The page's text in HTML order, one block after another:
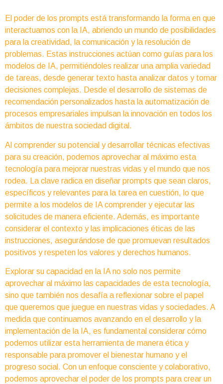
El poder de los prompts está transformando la forma en que
interactuamos con la IA, abriendo un mundo de posibilidades
para la creatividad, la comunicación y la resolución de
problemas. Estas instrucciones actúan como guías para los
modelos de IA, permitiéndoles realizar una amplia variedad
de tareas, desde generar texto hasta analizar datos y tomar
decisiones complejas. Desde el desarrollo de sistemas de
recomendación personalizados hasta la automatización de
procesos empresariales impulsan la innovación en todos los
ámbitos de nuestra sociedad digital.
Al comprender su potencial y desarrollar técnicas efectivas
para su creación, podemos aprovechar al máximo esta
tecnología para mejorar nuestras vidas y el mundo que nos
rodea. La clave radica en diseñar prompts que sean claros,
específicos y relevantes para la tarea en cuestión, lo que
permite a los modelos de IA comprender y ejecutar las
solicitudes de manera eficiente. Además, es importante
considerar el contexto y las implicaciones éticas de las
instrucciones, asegurándose de que promuevan resultados
positivos y respeten los valores y derechos humanos.
Explorar su capacidad en la IA no solo nos permite
aprovechar al máximo las capacidades de esta tecnología,
sino que también nos desafía a reflexionar sobre el papel
que queremos que juegue en nuestras vidas y sociedades. A
medida que continuamos avanzando en el desarrollo y la
implementación de la IA, es fundamental considerar cómo
podemos utilizar esta herramienta de manera ética y
responsable para promover el bienestar humano y el
progreso social. Con un enfoque consciente y colaborativo,
podemos aprovechar el poder de los prompts para crear un